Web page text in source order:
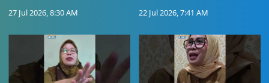
27 Jul 2026, 8:30 AM 22 Jul 2026, 7:41 AM